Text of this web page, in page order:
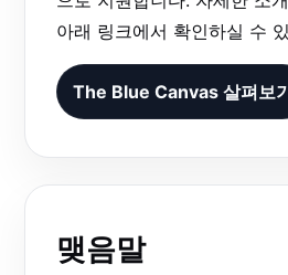
아래 링크에서 확인하실 수
The Blue Canvas 살펴보
맺음말